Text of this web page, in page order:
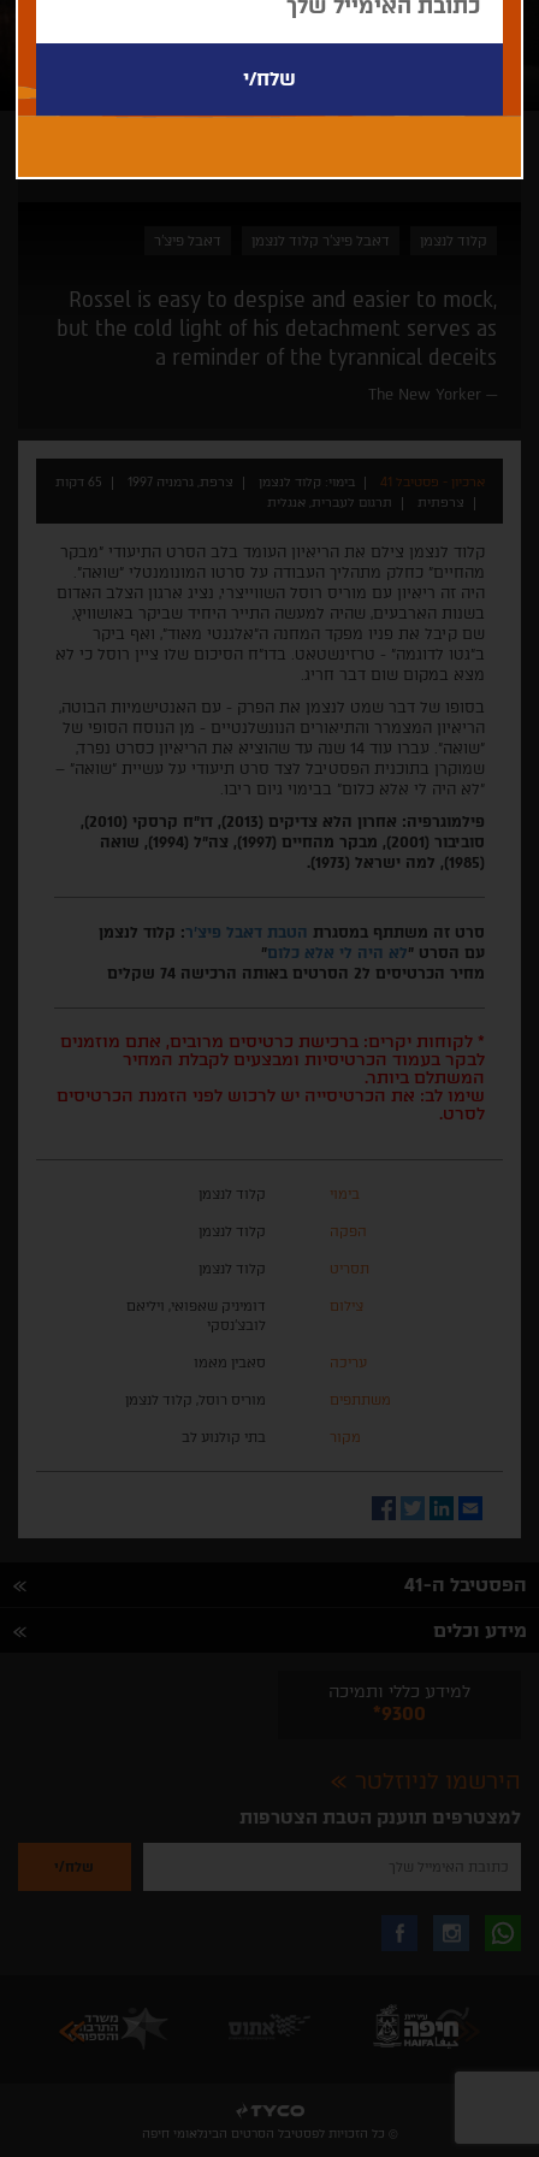
קלוד לנצמן דאבל פיצ'ר קלוד לנצמן דאבל פיצ'ר
Rossel is easy to despise and easier to mock,
but the cold light of his detachment serves as
a reminder of the tyrannical deceits
The New Yorker
ארכיון - פסטיבל 41 בימוי: קלוד לנצמן צרפת, גרמניה 1997
65 דקות
צרפתית
תרגום לעברית, אנגלית
קלוד לנצמן צילם את הריאיון העומד בלב הסרט התיעודי "מבקר
מהחיים" כחלק מתהליך העבודה על סרטו המונומנטלי "שואה".
היה זה ריאיון עם מוריס רוסל השווייצרי, נציג ארגון הצלב האדום
בשנות הארבעים, שהיה למעשה התייר היחיד שביקר באושוויץ,
שם קיבל את פניו מפקד המחנה ה"אלגנטי מאוד", ואף ביקר
ב"גטו לדוגמה" - טרזינשטאט. בדו"ח הסיכום שלו ציין רוסל כי לא
מצא במקום שום דבר חריג.
בסופו של דבר שמט לנצמן את הפרק - עם האנטישמיות הבוטה,
הריאיון המצמרר והתיאורים הנונשלנטיים - מן הנוסח הסופי של
"שואה". עברו עוד 14 שנה עד שהוציא את הריאיון כסרט נפרד,
שמוקרן בתוכנית הפסטיבל לצד סרט תיעודי על עשיית "שואה" –
"לא היה לי אלא כלום" בבימוי גיום ריבו.
פילמוגרפיה: אחרון הלא צדיקים (2013), דו"ח קרסקי (2010),
סוביבור (2001), מבקר מהחיים (1997), צה"ל (1994), שואה
(1985), למה ישראל (1973).
סרט זה משתתף במסגרת הטבת דאבל פיצ'ר: קלוד לנצמן
עם הסרט "לא היה לי אלא כלום"
מחיר הכרטיסים ל2 הסרטים באותה הרכישה 74 שקלים
* לקוחות יקרים: ברכישת כרטיסים מרובים, אתם מוזמנים
לבקר בעמוד הכרטיסיות ומבצעים לקבלת המחיר
המשתלם ביותר.
שימו לב: את הכרטיסייה יש לרכוש לפני הזמנת הכרטיסים
לסרט.
בימוי קלוד לנצמן
הפקה קלוד לנצמן
תסריט קלוד לנצמן
צילום
דומיניק שאפואי, ויליאם
לובצ'נסקי
עריכה סאבין מאמו
משתתפים מוריס רוסל, קלוד לנצמן
מקור בתי קולנוע לב
Email
LinkedIn
Twitter
Facebook
הפסטיבל ה-41
מידע וכלים
למידע כללי ותמיכה
*9300
הירשמו לניוזלטר
למצטרפים תוענק הטבת הצטרפות
להזין
שלך
להרשמה
לקבלת
באינסטגרם
עקבו
בפייסבוק
© כל הזכויות לפסטיבל הסרטים הבינלאומי חיפה